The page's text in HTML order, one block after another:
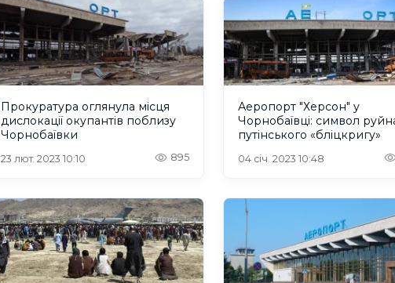
Прокуратура оглянула місця
дислокації окупантів поблизу
Чорнобаївки
23 лют. 2023 10:10 895
Аеропорт "Херсон" у
Чорнобаївці: символ
путінського «бліцкригу»
04 січ. 2023 10:48